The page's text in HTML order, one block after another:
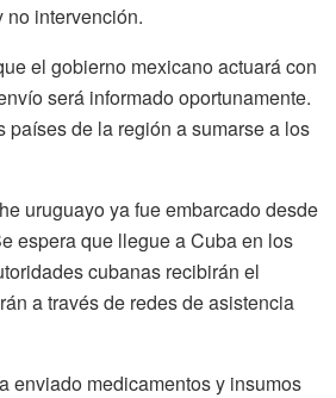
no intervención.
el gobierno mexicano actuará con
será informado oportunamente.
países de la región a sumarse a los
uruguayo ya fue embarcado desde
espera que llegue a Cuba en los
cubanas recibirán el
a través de redes de asistencia
enviado medicamentos y insumos